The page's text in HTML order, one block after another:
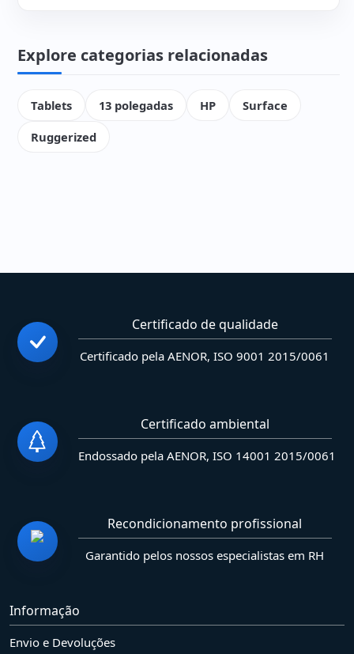
Explore categorias relacionadas
Tablets 13 polegadas HP
Surface
Ruggerized
Certificado de qualidade
Certificado pela AENOR, ISO 9001 2015/0061
Certificado ambiental
Endossado pela AENOR, ISO 14001 2015/0061
Recondicionamento profissional
Garantido pelos nossos especialistas em RH
Informação
Envio e Devoluções